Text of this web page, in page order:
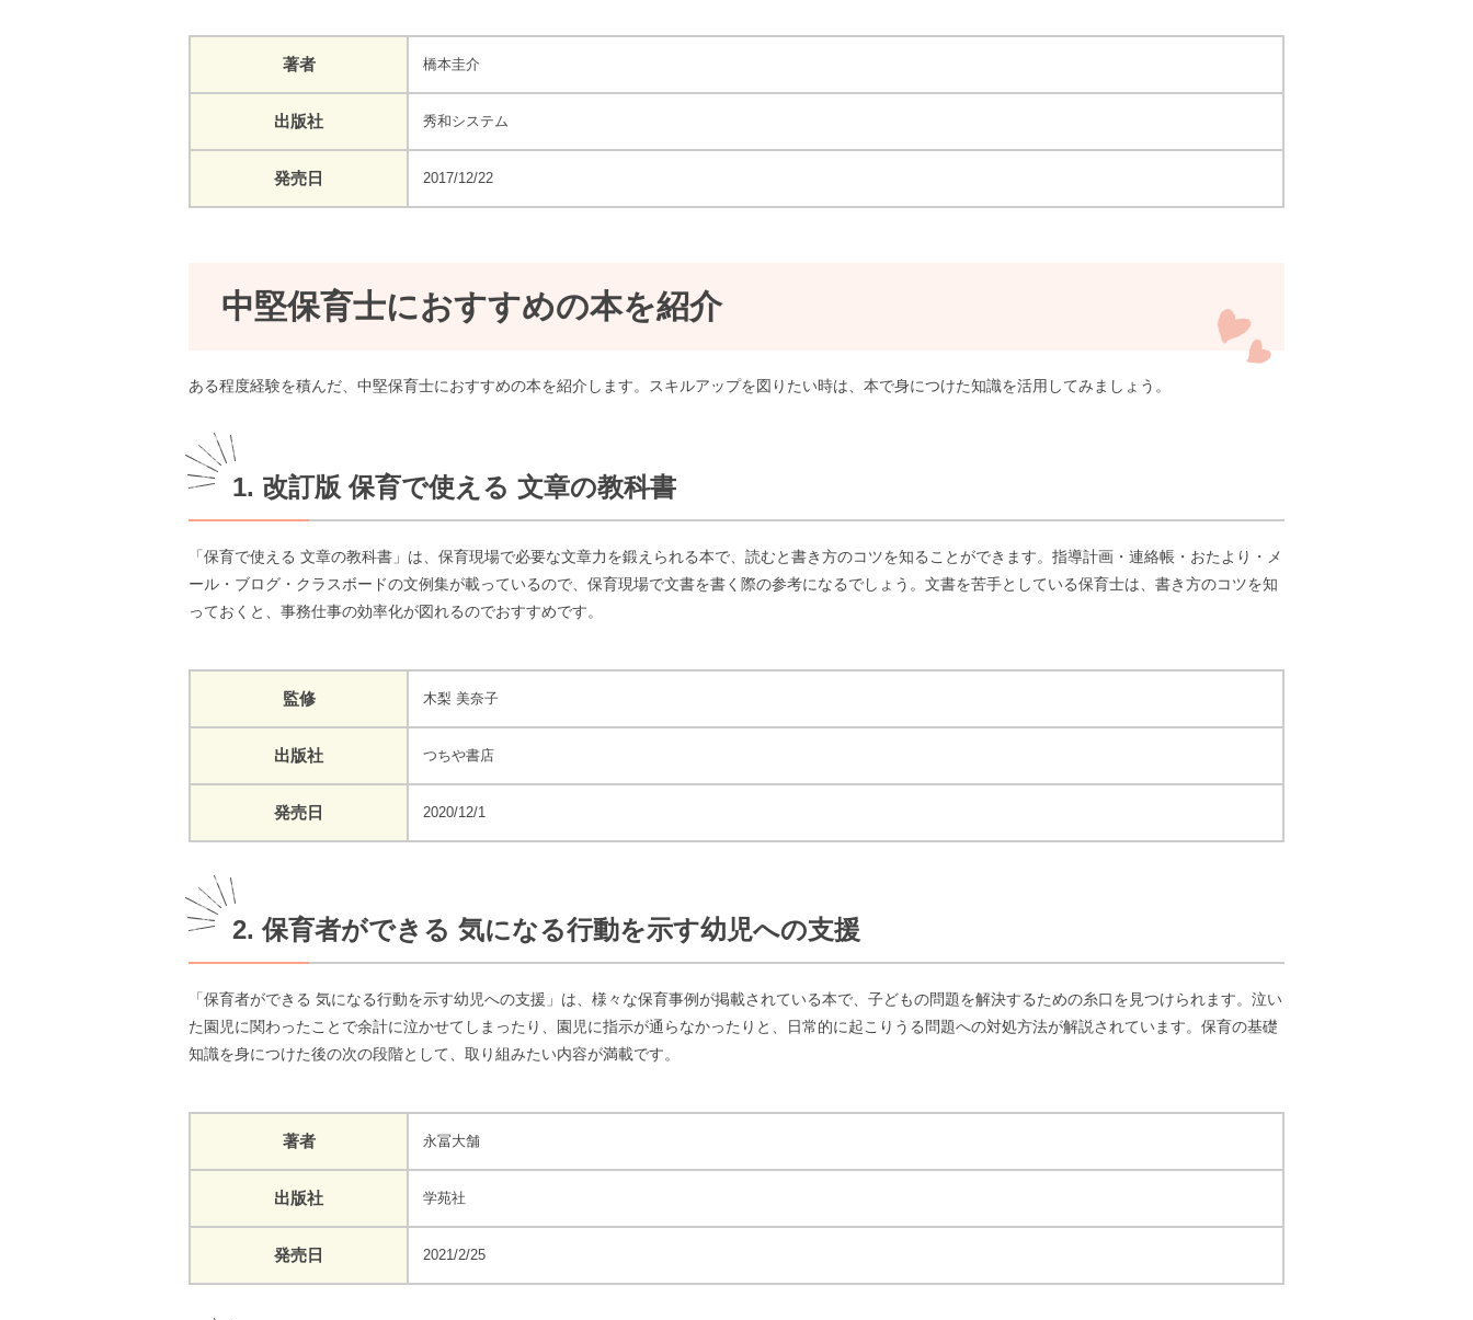
著者 橋本圭介
出版社 秀和システム
発売日 2017/12/22
中堅保育士におすすめの本を紹介
ある程度経験を積んだ、中堅保育士におすすめの本を紹介します。スキルアップを図りたい時は、本で身につけた知識を活用してみましょう。
1. 改訂版 保育で使える 文章の教科書
「保育で使える 文章の教科書」は、保育現場で必要な文章力を鍛えられる本で、読むと書き方のコツを知ることができます。指導計画・連絡帳・おたより・メ
ール・ブログ・クラスボードの文例集が載っているので、保育現場で文書を書く際の参考になるでしょう。文書を苦手としている保育士は、書き方のコツを知
っておくと、事務仕事の効率化が図れるのでおすすめです。
監修 木梨 美奈子
出版社 つちや書店
発売日 2020/12/1
2. 保育者ができる 気になる行動を示す幼児への支援
「保育者ができる 気になる行動を示す幼児への支援」は、様々な保育事例が掲載されている本で、子どもの問題を解決するための糸口を見つけられます。泣い
た園児に関わったことで余計に泣かせてしまったり、園児に指示が通らなかったりと、日常的に起こりうる問題への対処方法が解説されています。保育の基礎
知識を身につけた後の次の段階として、取り組みたい内容が満載です。
著者 永冨大舗
出版社 学苑社
発売日 2021/2/25